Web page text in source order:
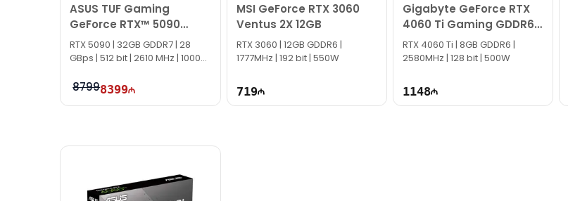
ASUS TUF Gaming
GeForce RTX™ 5090
32GB (512-bit) GDDR7
OC Edition
RTX 5090 | 32GB GDDR7 | 28
GBps | 512 bit | 2610 MHz | 1000W
87998399
MSI GeForce RTX 3060
Ventus 2X 12GB
RTX 3060 | 12GB GDDR6 |
1777MHz | 192 bit | 550W
719
Gigabyte GeForce RTX
4060 Ti Gaming GDDR6
OC 8GB
RTX 4060 Ti | 8GB GDDR6 |
2580MHz | 128 bit | 500W
1148